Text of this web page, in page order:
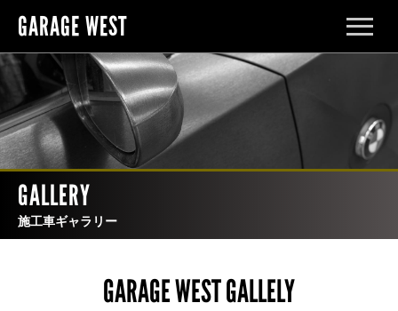
GARAGE WEST
メ
ニ
ュ
GALLERY
施工車ギャラリー
GARAGE WEST GALLELY